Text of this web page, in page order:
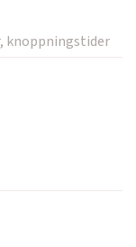
knoppningstider